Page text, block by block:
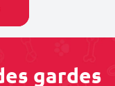
gardes